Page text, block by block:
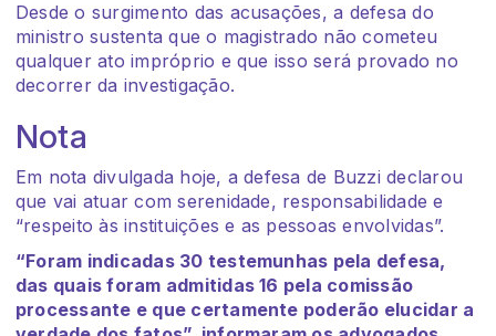
Desde o surgimento das acusações, a defesa do
ministro sustenta que o magistrado não cometeu
qualquer ato impróprio e que isso será provado no
decorrer da investigação.
Nota
Em nota divulgada hoje, a defesa de Buzzi declarou
que vai atuar com serenidade, responsabilidade e
“respeito às instituições e as pessoas envolvidas”.
“Foram indicadas 30 testemunhas pela defesa,
das quais foram admitidas 16 pela comissão
processante e que certamente poderão elucidar a